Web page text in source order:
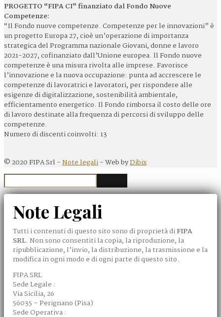
PROGETTO “FIPA CI” finanziato dal Fondo Nuove
Competenze:
“Il Fondo nuove competenze. Competenze per le innovazioni” è
un progetto Europa 27, cioè un’operazione di importanza
strategica del Programma nazionale Giovani, donne e lavoro
2021-2027, cofinanziato dall’Unione europea. ll Fondo nuove
competenze è una misura rivolta alle imprese. Favorisce
l’innovazione e la nuova occupazione: punta ad accrescere le
competenze di lavoratrici e lavoratori, per rispondere alle
esigenze di digitalizzazione, sostenibilità ambientale,
efficientamento energetico. Il Fondo rimborsa il costo delle ore
di lavoro destinate alla frequenza di percorsi di sviluppo delle
competenze.
Numero di discenti coinvolti: 13
©2020FIPA Srl -Note legali- Web byDibix
Note Legali
Tutti i contenuti di questo sito sono di proprietà diFIPA
SRL. Non sono consentiti la copia, la riproduzione, la
ripubblicazione, l’invio, la distribuzione, la trasmissione e la
modifica in ogni modo e di ogni parte di questo sito.
FIPA SRL
Sede Legale :
Via Sicilia, 26
56035 – Perignano (Pisa)
Sede Operativa :